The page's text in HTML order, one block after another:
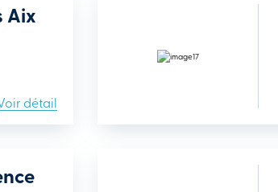
Aix
détail